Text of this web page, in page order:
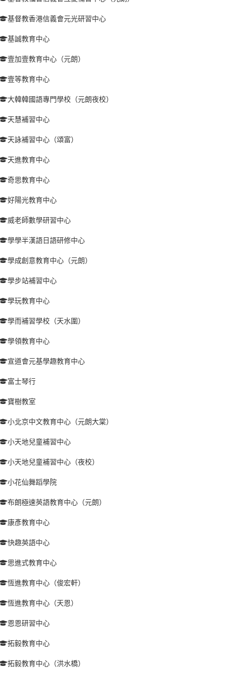
基督教香港信義會元光研習中心
基誠教育中心
壹加壹教育中心（元朗）
壹等教育中心
大韓韓國語專門學校（元朗夜校）
天慧補習中心
天詠補習中心（頌富）
天進教育中心
奇思教育中心
好陽光教育中心
威老師數學研習中心
學學半漢語日語研修中心
學成創意教育中心（元朗）
學步站補習中心
學玩教育中心
學而補習學校（天水圍）
學領教育中心
宣道會元基學趣教育中心
富士琴行
寶樹教室
小北京中文教育中心（元朗大棠）
小天地兒童補習中心
小天地兒童補習中心（夜校）
小花仙舞蹈學院
布朗極速英語教育中心（元朗）
康彥教育中心
快趣英語中心
思進式教育中心
恆進教育中心（俊宏軒）
恆進教育中心（天恩）
恩恩研習中心
拓毅教育中心
拓毅教育中心（洪水橋）